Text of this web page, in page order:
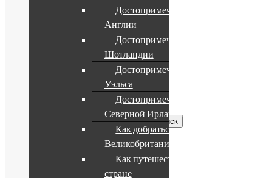
Условия и положения
Политика конфиденциальности
Поиск по сайту
Информация
Подписка на рассылку
Достопримечательности
Англии
Достопримечательности
Шотландии
Достопримечательности
Уэльса
Достопримечательности
Северной Ирландии
Как добраться до
Великобритании
Как путешествовать по
стране